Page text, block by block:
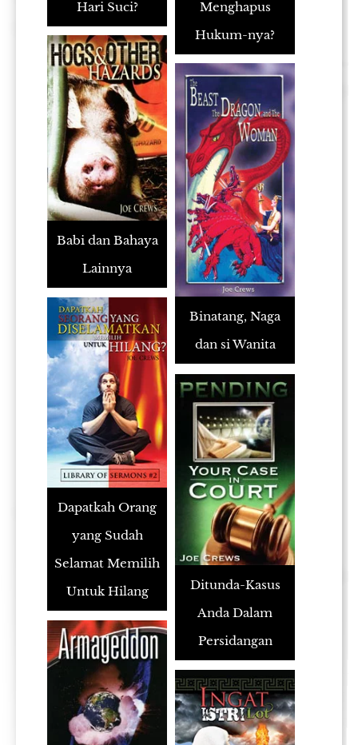
Hari Suci?
Menghapus
Hukum-nya?
Babi dan Bahaya
Lainnya
Binatang, Naga
dan si Wanita
Dapatkah Orang
yang Sudah
Selamat Memilih
Untuk Hilang
Ditunda-Kasus
Anda Dalam
Persidangan